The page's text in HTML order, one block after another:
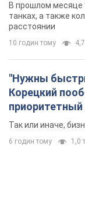
В прошлом месяце
танках, а также
расстоянии
10 годин тому
"Нужны
Корецкий
складским
Так или иначе,
6 годин тому 1,0